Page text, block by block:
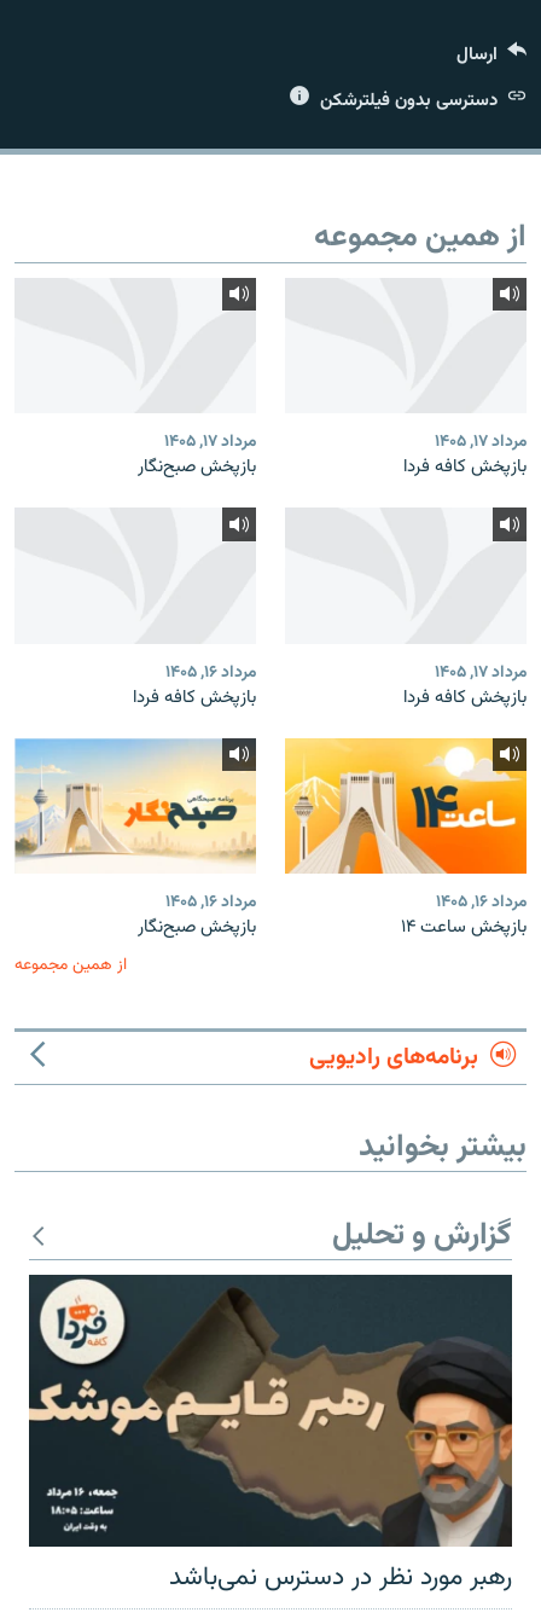
زبان‌های دیگر
ارسال
دسترسی بدون فیلترشکن
از همین مجموعه
مرداد ۱۷, ۱۴۰۵
بازپخش کافه فردا
مرداد ۱۷, ۱۴۰۵
بازپخش صبح‌نگار
مرداد ۱۷, ۱۴۰۵
بازپخش کافه فردا
مرداد ۱۶, ۱۴۰۵
بازپخش کافه فردا
مرداد ۱۶, ۱۴۰۵
بازپخش ساعت ۱۴
مرداد ۱۶, ۱۴۰۵
بازپخش صبح‌نگار
از همین مجموعه
برنامه‌های رادیویی
بیشتر بخوانید
گزارش و تحلیل
رهبر مورد نظر در دسترس نمی‌باشد